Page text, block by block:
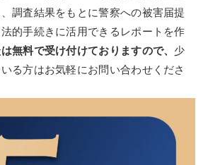
調査結果をもとに警察への被害届提
的手続きに活用できるレポートを作
無料で受け付けておりますので、 少
る方はお気軽にお問い合わせくださ